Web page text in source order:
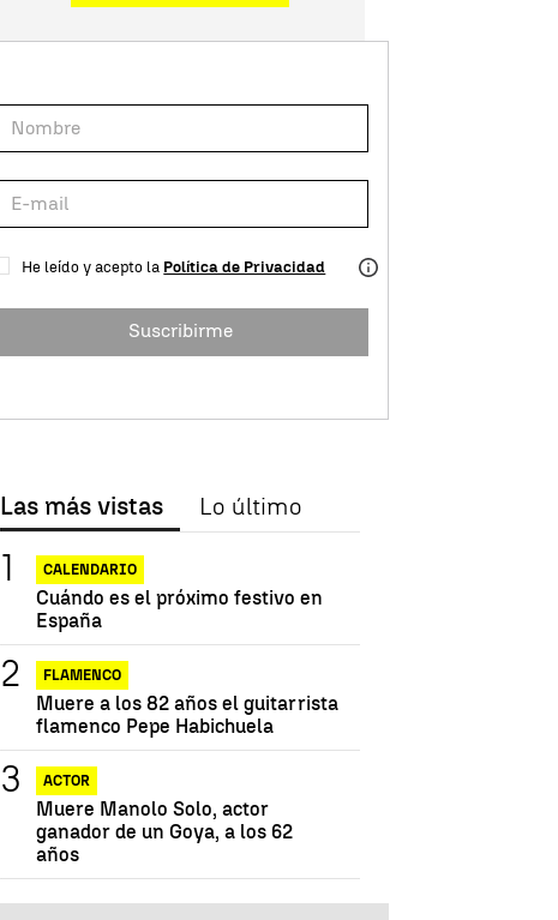
He leído y acepto la Política de Privacidad
Suscribirme
Las más vistas Lo último
CALENDARIO
Cuándo es el próximo festivo en
España
FLAMENCO
Muere a los 82 años el guitarrista
flamenco Pepe Habichuela
ACTOR
Muere Manolo Solo, actor
ganador de un Goya, a los 62
años